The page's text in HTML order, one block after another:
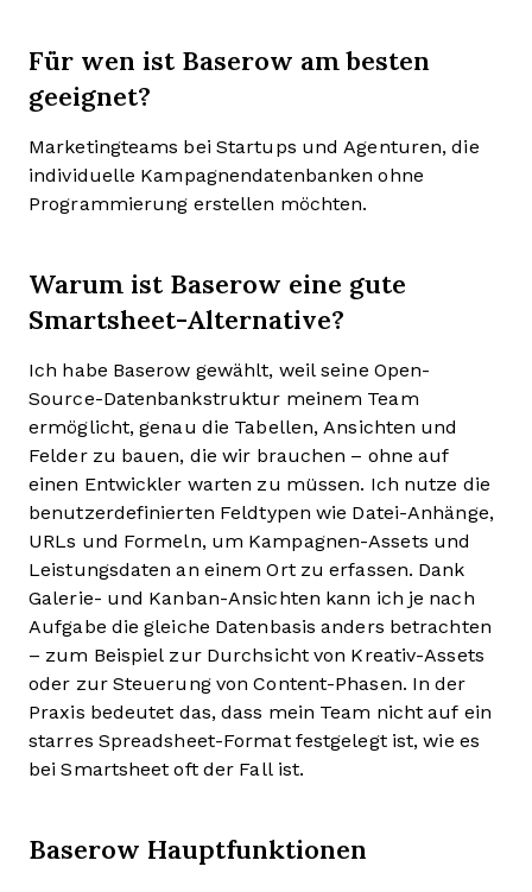
Für wen ist Baserow am besten
geeignet?
Marketingteams bei Startups und Agenturen, die
individuelle Kampagnendatenbanken ohne
Programmierung erstellen möchten.
Warum ist Baserow eine gute
Smartsheet-Alternative?
Ich habe Baserow gewählt, weil seine Open-
Source-Datenbankstruktur meinem Team
ermöglicht, genau die Tabellen, Ansichten und
Felder zu bauen, die wir brauchen – ohne auf
einen Entwickler warten zu müssen. Ich nutze die
benutzerdefinierten Feldtypen wie Datei-Anhänge,
URLs und Formeln, um Kampagnen-Assets und
Leistungsdaten an einem Ort zu erfassen. Dank
Galerie- und Kanban-Ansichten kann ich je nach
Aufgabe die gleiche Datenbasis anders betrachten
– zum Beispiel zur Durchsicht von Kreativ-Assets
oder zur Steuerung von Content-Phasen. In der
Praxis bedeutet das, dass mein Team nicht auf ein
starres Spreadsheet-Format festgelegt ist, wie es
bei Smartsheet oft der Fall ist.
Baserow Hauptfunktionen